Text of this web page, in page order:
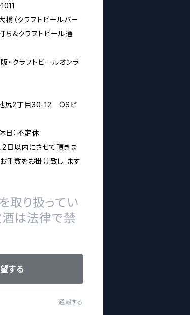
橋（クラフトビールバー
ち＆クラフトビール通
クラフトビールオンラ
尻2丁目30-12 OSビ
日：不定休
2日以内にさせて頂きま
手数をお掛け致し ます
取り扱ってい
酒は法律で禁
する
通報する